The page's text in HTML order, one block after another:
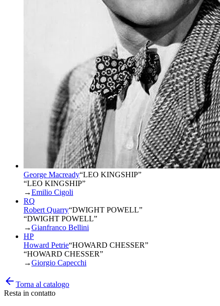
George Macready“LEO KINGSHIP”
“LEO KINGSHIP”
→Emilio Cigoli
RQ
Robert Quarry“DWIGHT POWELL”
“DWIGHT POWELL”
→Gianfranco Bellini
HP
Howard Petrie“HOWARD CHESSER”
“HOWARD CHESSER”
→Giorgio Capecchi
Torna al catalogo
Resta in contatto